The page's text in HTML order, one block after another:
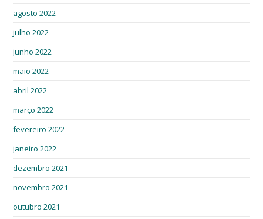
agosto 2022
julho 2022
junho 2022
maio 2022
abril 2022
março 2022
fevereiro 2022
janeiro 2022
dezembro 2021
novembro 2021
outubro 2021